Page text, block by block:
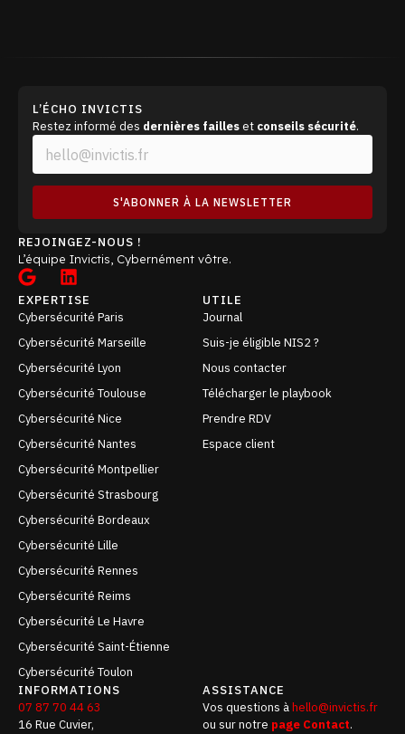
L’ÉCHO INVICTIS
Restez informé des dernières failleset conseils sécurité.
E
a
l
E
m
a
i
l
E
a
i
S'ABONNER À LA NEWSLETTER
REJOINGEZ-NOUS !
L’équipe Invictis, Cybernément vôtre.
EXPERTISE
Cybersécurité Paris
Cybersécurité Marseille
Cybersécurité Lyon
Cybersécurité Toulouse
Cybersécurité Nice
Cybersécurité Nantes
Cybersécurité Montpellier
Cybersécurité Strasbourg
Cybersécurité Bordeaux
Cybersécurité Lille
Cybersécurité Rennes
Cybersécurité Reims
Cybersécurité Le Havre
Cybersécurité Saint-Étienne
Cybersécurité Toulon
UTILE
Journal
Suis-je éligible NIS2 ?
Nous contacter
Télécharger le playbook
Prendre RDV
Espace client
INFORMATIONS
07 87 70 44 63
16 Rue Cuvier,
ASSISTANCE
Vos questions àhello@invictis.fr
ou sur notre page Contact.